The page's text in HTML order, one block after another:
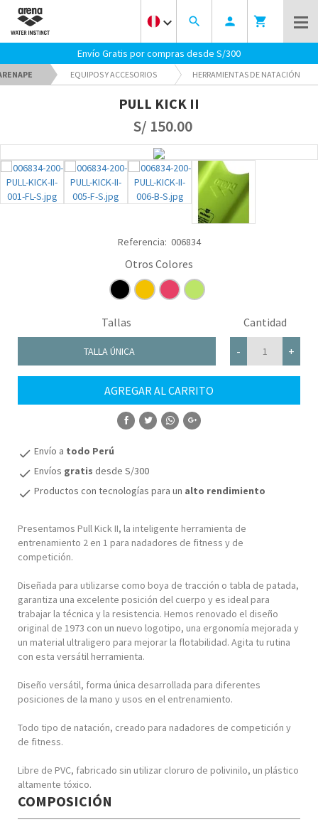
keyboard_arrow_down search person shopping_cart
Envío Gratis por compras desde S/300
EQUIPOS Y ACCESORIOS HERRAMIENTAS DE NATACIÓN
PULL KICK II
S/ 150.00
Referencia: 006834
Presentamos Pull Kick II, la inteligente herramienta de
entrenamiento 2 en 1 para nadadores de fitness y de
competición.
Diseñada para utilizarse como boya de tracción o tabla de patada,
garantiza una excelente posición del cuerpo y es ideal para
trabajar la técnica y la resistencia. Hemos renovado el diseño
original de 1973 con un nuevo logotipo, una ergonomía mejorada y
un material ultraligero para mejorar la flotabilidad. Agita tu rutina
con esta versátil herramienta.
Diseño versátil, forma única desarrollada para diferentes
posiciones de la mano y usos en el entrenamiento.
Todo tipo de natación, creado para nadadores de competición y
de fitness.
Libre de PVC, fabricado sin utilizar cloruro de polivinilo, un plástico
altamente tóxico.
Tallas
TALLA ÚNICA
Cantidad
- +
AGREGAR AL CARRITO
COMPRAR
check Envío a todo Perú
check Envíos gratis desde S/300
check Productos con tecnologías para un alto rendimiento
COMPOSICIÓN